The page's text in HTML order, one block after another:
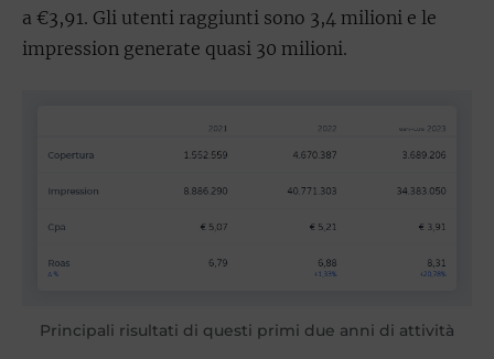
a €3,91. Gli utenti raggiunti sono 3,4 milioni e le
impression generate quasi 30 milioni.
Principali risultati di questi primi due anni di attività